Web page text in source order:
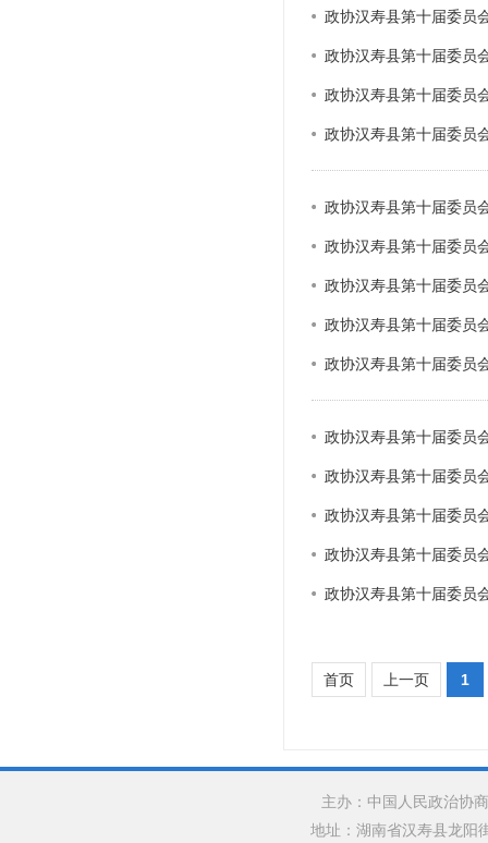
政协汉寿县第十届委员
政协汉寿县第十届委员
政协汉寿县第十届委员
政协汉寿县第十届委员
政协汉寿县第十届委员
政协汉寿县第十届委员
政协汉寿县第十届委员
政协汉寿县第十届委员
政协汉寿县第十届委员
政协汉寿县第十届委员
政协汉寿县第十届委员
政协汉寿县第十届委员
政协汉寿县第十届委员
政协汉寿县第十届委员
首页 上一页 1
主办：中国人民政治协
地址：湖南省汉寿县龙